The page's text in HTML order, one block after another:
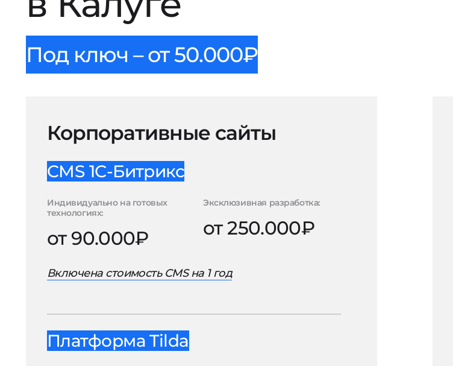
Под ключ – от 50.000₽
Корпоративные сайты
CMS 1С-Битрикс
Индивидуально на готовых
технологиях:
от 90.000₽
Эксклюзивная разработка:
от 250.000₽
Включена стоимость CMS на 1 год
Платформа Tilda